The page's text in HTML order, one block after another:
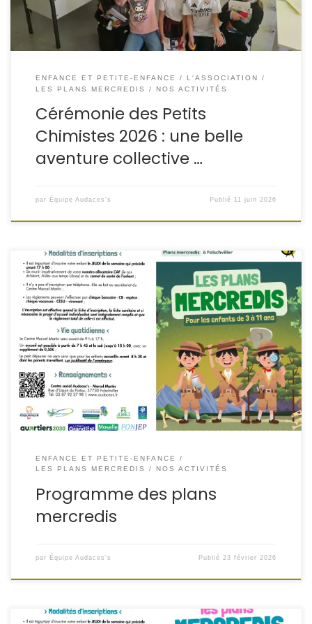
ENFANCE ET PETITE-ENFANCE
L'ASSOCIATION
LES PLANS MERCREDIS
NOS ACTIVITÉS
Cérémonie des Petits
Chimistes 2026 : une belle
aventure collective …
par Équipe Audaces's Publié 11 juin 2026
L’association Audaces’s, en partenariat avec la Ville de
Folschviller, propose aux enfants de 3 à 11 ans un
programme riche et ludique à l’occasion des Plans
mercredis, autour du thème « Les explorateurs du monde
». Au Centre Marcel Martin, les enfants embarqueront
chaque mercredi pour une aventure mêlant créativité, […]
ENFANCE ET PETITE-ENFANCE
LES PLANS MERCREDIS
NOS ACTIVITÉS
Programme des plans
mercredis
par Équipe Audaces's Publié 23 février 2026